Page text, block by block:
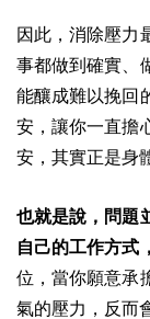
因此，消除壓力
事都做到確實、
能釀成難以挽回
安，讓你一直擔
安，其實正是身
也就是說，問題
自己的工作方式
位，當你願意承
氣的壓力，反而